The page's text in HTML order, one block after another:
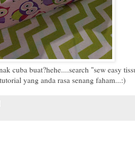
cuba buat?hehe....search "sew easy
yang anda rasa senang faham...:)